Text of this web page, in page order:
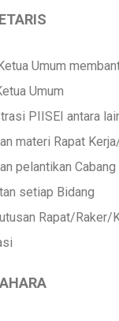
Umum
Umum
PIISEI antara
materi Rapat
pelantikan Cabang
setiap Bidang
Rapat/Raker/